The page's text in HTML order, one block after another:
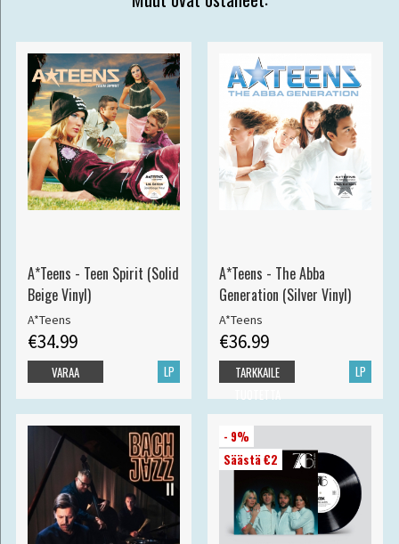
A*Teens - Teen Spirit (Solid
Beige Vinyl)
A*Teens
€34.99
LP
VARAA
A*Teens - The Abba
Generation (Silver Vinyl)
A*Teens
€36.99
LP
TARKKAILE
- 9%
Säästä €2